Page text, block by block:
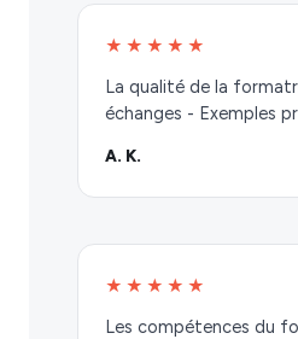
★★★★★
La qualité de la
échanges - Exemples
A. K.
★★★★★
Les compétences du